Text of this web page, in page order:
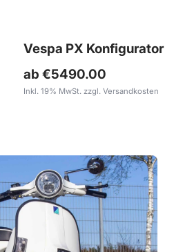
Vespa PX Konfigurator
ab €5490.00
Inkl. 19% MwSt. zzgl. Versandkosten